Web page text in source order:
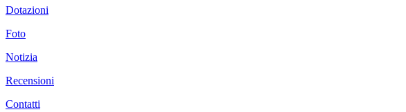
Dotazioni
Foto
Notizia
Recensioni
Contatti